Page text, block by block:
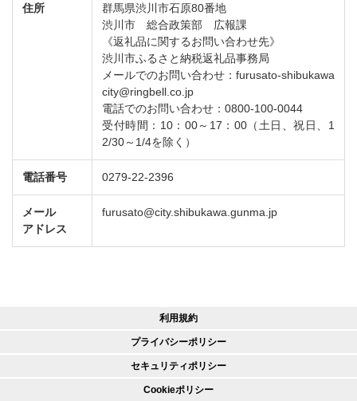
住所
群馬県渋川市石原80番地
渋川市 総合政策部 広報課
《返礼品に関するお問い合わせ先》
渋川市ふるさと納税返礼品事務局
メールでのお問い合わせ：furusato-shibukawa
city@ringbell.co.jp
電話でのお問い合わせ：0800-100-0044
受付時間：10：00～17：00（土日、祝日、1
2/30～1/4を除く）
電話番号 0279-22-2396
メール
アドレス
furusato@city.shibukawa.gunma.jp
利用規約
プライバシーポリシー
セキュリティポリシー
Cookieポリシー